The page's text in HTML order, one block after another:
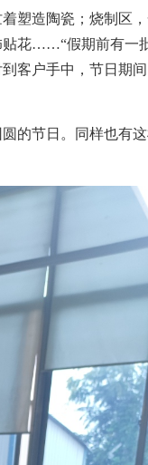
塑造陶瓷；烧制区
贴花……“假期前有一
客户手中，节日期间
的节日。同样也有